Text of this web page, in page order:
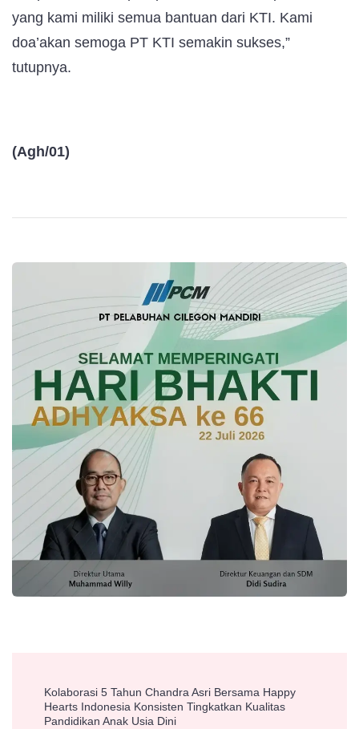
yang kami miliki semua bantuan dari KTI. Kami
doa’akan semoga PT KTI semakin sukses,”
tutupnya.
(Agh/01)
Navigation
Kolaborasi 5 Tahun Chandra Asri Bersama Happy
Hearts Indonesia Konsisten Tingkatkan Kualitas
Pandidikan Anak Usia Dini